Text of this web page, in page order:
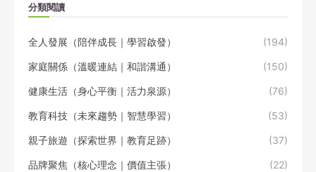
分類閱讀
全人發展（陪伴成長｜學習啟發） (194)
家庭關係（溫暖連結｜和諧溝通） (150)
健康生活（身心平衡｜活力泉源） (76)
教育科技（未來趨勢｜智慧學習） (53)
親子旅遊（探索世界｜教育足跡） (37)
品牌聚焦（核心理念｜價值主張） (22)